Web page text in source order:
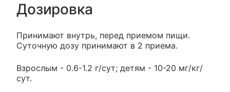
Дозировка
Принимают внутрь, перед приемом пищи.
Суточную дозу принимают в 2 приема.
Взрослым - 0.6-1.2 г/сут; детям - 10-20 мг/кг/
сут.